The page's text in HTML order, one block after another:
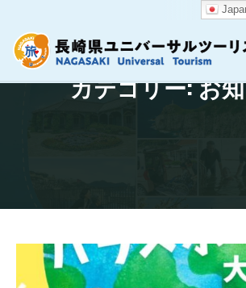
content
カテゴリー: お